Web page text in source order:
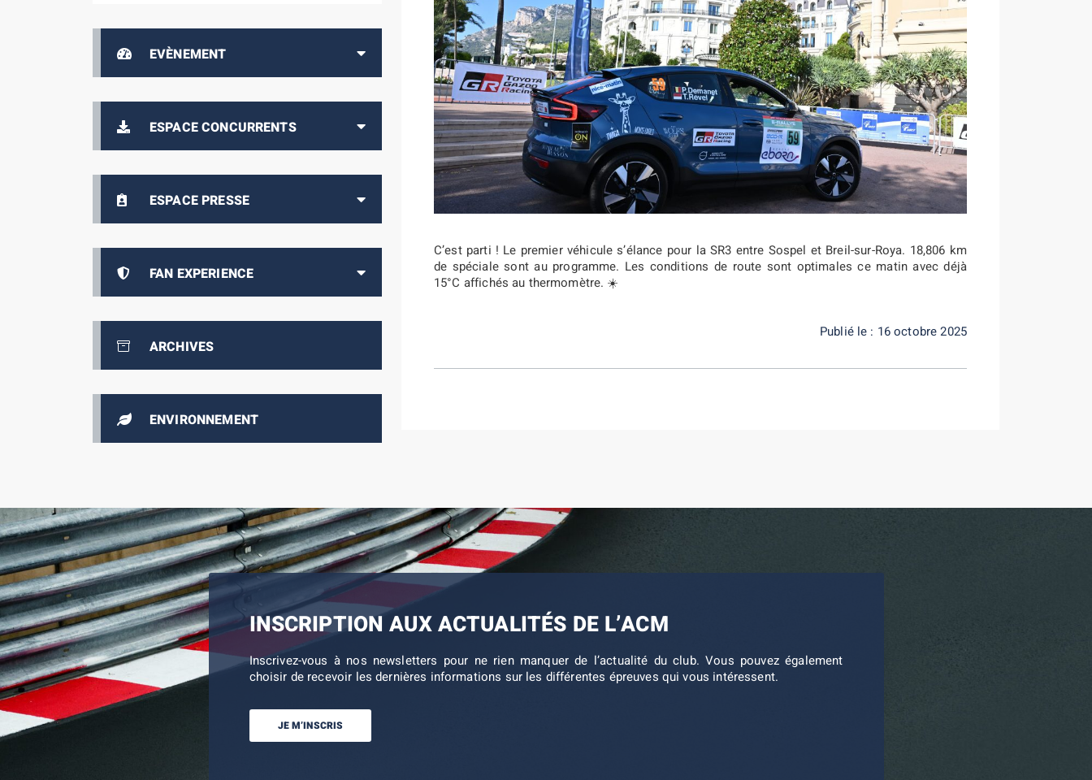
EVÈNEMENT
ESPACE CONCURRENTS
ESPACE PRESSE
FAN EXPERIENCE
ARCHIVES
ENVIRONNEMENT
C’est parti ! Le premier véhicule s’élance pour la SR3 entre Sospel et Breil-sur-Roya. 18,806 km
de spéciale sont au programme. Les conditions de route sont optimales ce matin avec déjà
15°C affichés au thermomètre. ☀️
Publié le : 16 octobre 2025
INSCRIPTION AUX ACTUALITÉS DE L’ACM
Inscrivez-vous à nos newsletters pour ne rien manquer de l’actualité du club. Vous pouvez également
choisir de recevoir les dernières informations sur les différentes épreuves qui vous intéressent.
JE M’INSCRIS